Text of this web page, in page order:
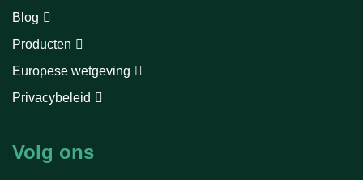
Blog
Producten
Europese wetgeving
Privacybeleid
Volg ons